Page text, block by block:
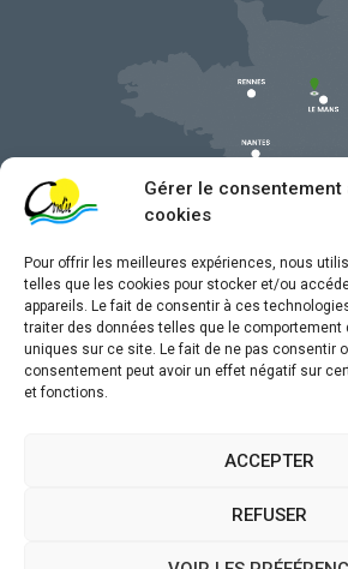
Gérer le consentement
cookies
Pour offrir les meilleures expériences, nous
telles que les cookies pour stocker et/ou
appareils. Le fait de consentir à ces
traiter des données telles que le comportement
uniques sur ce site. Le fait de ne pas consentir
consentement peut avoir un effet négatif sur
et fonctions.
ACCEPTER
REFUSER
Mentions légales
Traitement de données